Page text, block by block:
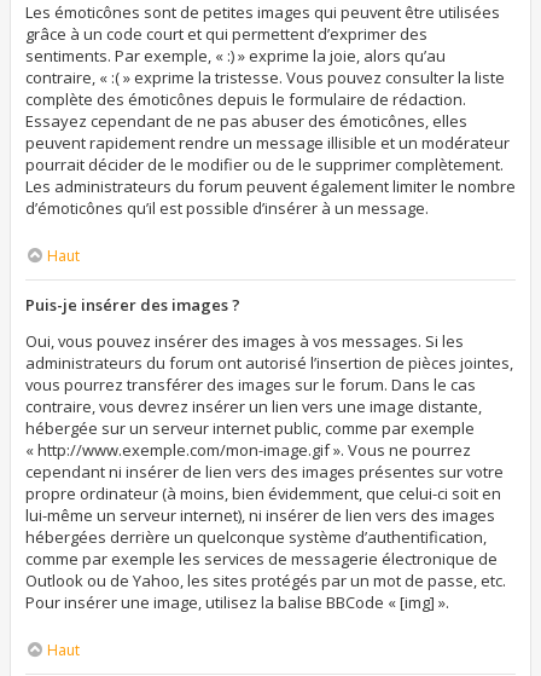
Les émoticônes sont de petites images qui peuvent être utilisées
grâce à un code court et qui permettent d’exprimer des
sentiments. Par exemple, « :) » exprime la joie, alors qu’au
contraire, « :( » exprime la tristesse. Vous pouvez consulter la liste
complète des émoticônes depuis le formulaire de rédaction.
Essayez cependant de ne pas abuser des émoticônes, elles
peuvent rapidement rendre un message illisible et un modérateur
pourrait décider de le modifier ou de le supprimer complètement.
Les administrateurs du forum peuvent également limiter le nombre
d’émoticônes qu’il est possible d’insérer à un message.
Haut
Puis-je insérer des images ?
Oui, vous pouvez insérer des images à vos messages. Si les
administrateurs du forum ont autorisé l’insertion de pièces jointes,
vous pourrez transférer des images sur le forum. Dans le cas
contraire, vous devrez insérer un lien vers une image distante,
hébergée sur un serveur internet public, comme par exemple
« http://www.exemple.com/mon-image.gif ». Vous ne pourrez
cependant ni insérer de lien vers des images présentes sur votre
propre ordinateur (à moins, bien évidemment, que celui-ci soit en
lui-même un serveur internet), ni insérer de lien vers des images
hébergées derrière un quelconque système d’authentification,
comme par exemple les services de messagerie électronique de
Outlook ou de Yahoo, les sites protégés par un mot de passe, etc.
Pour insérer une image, utilisez la balise BBCode « [img] ».
Haut